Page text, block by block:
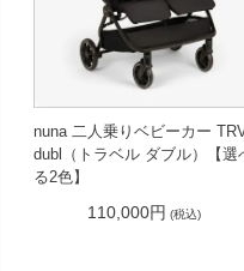
nuna 二人乗りベビーカー
dubl（トラベル ダブル）【選
る2色】
110,000円 (税込)